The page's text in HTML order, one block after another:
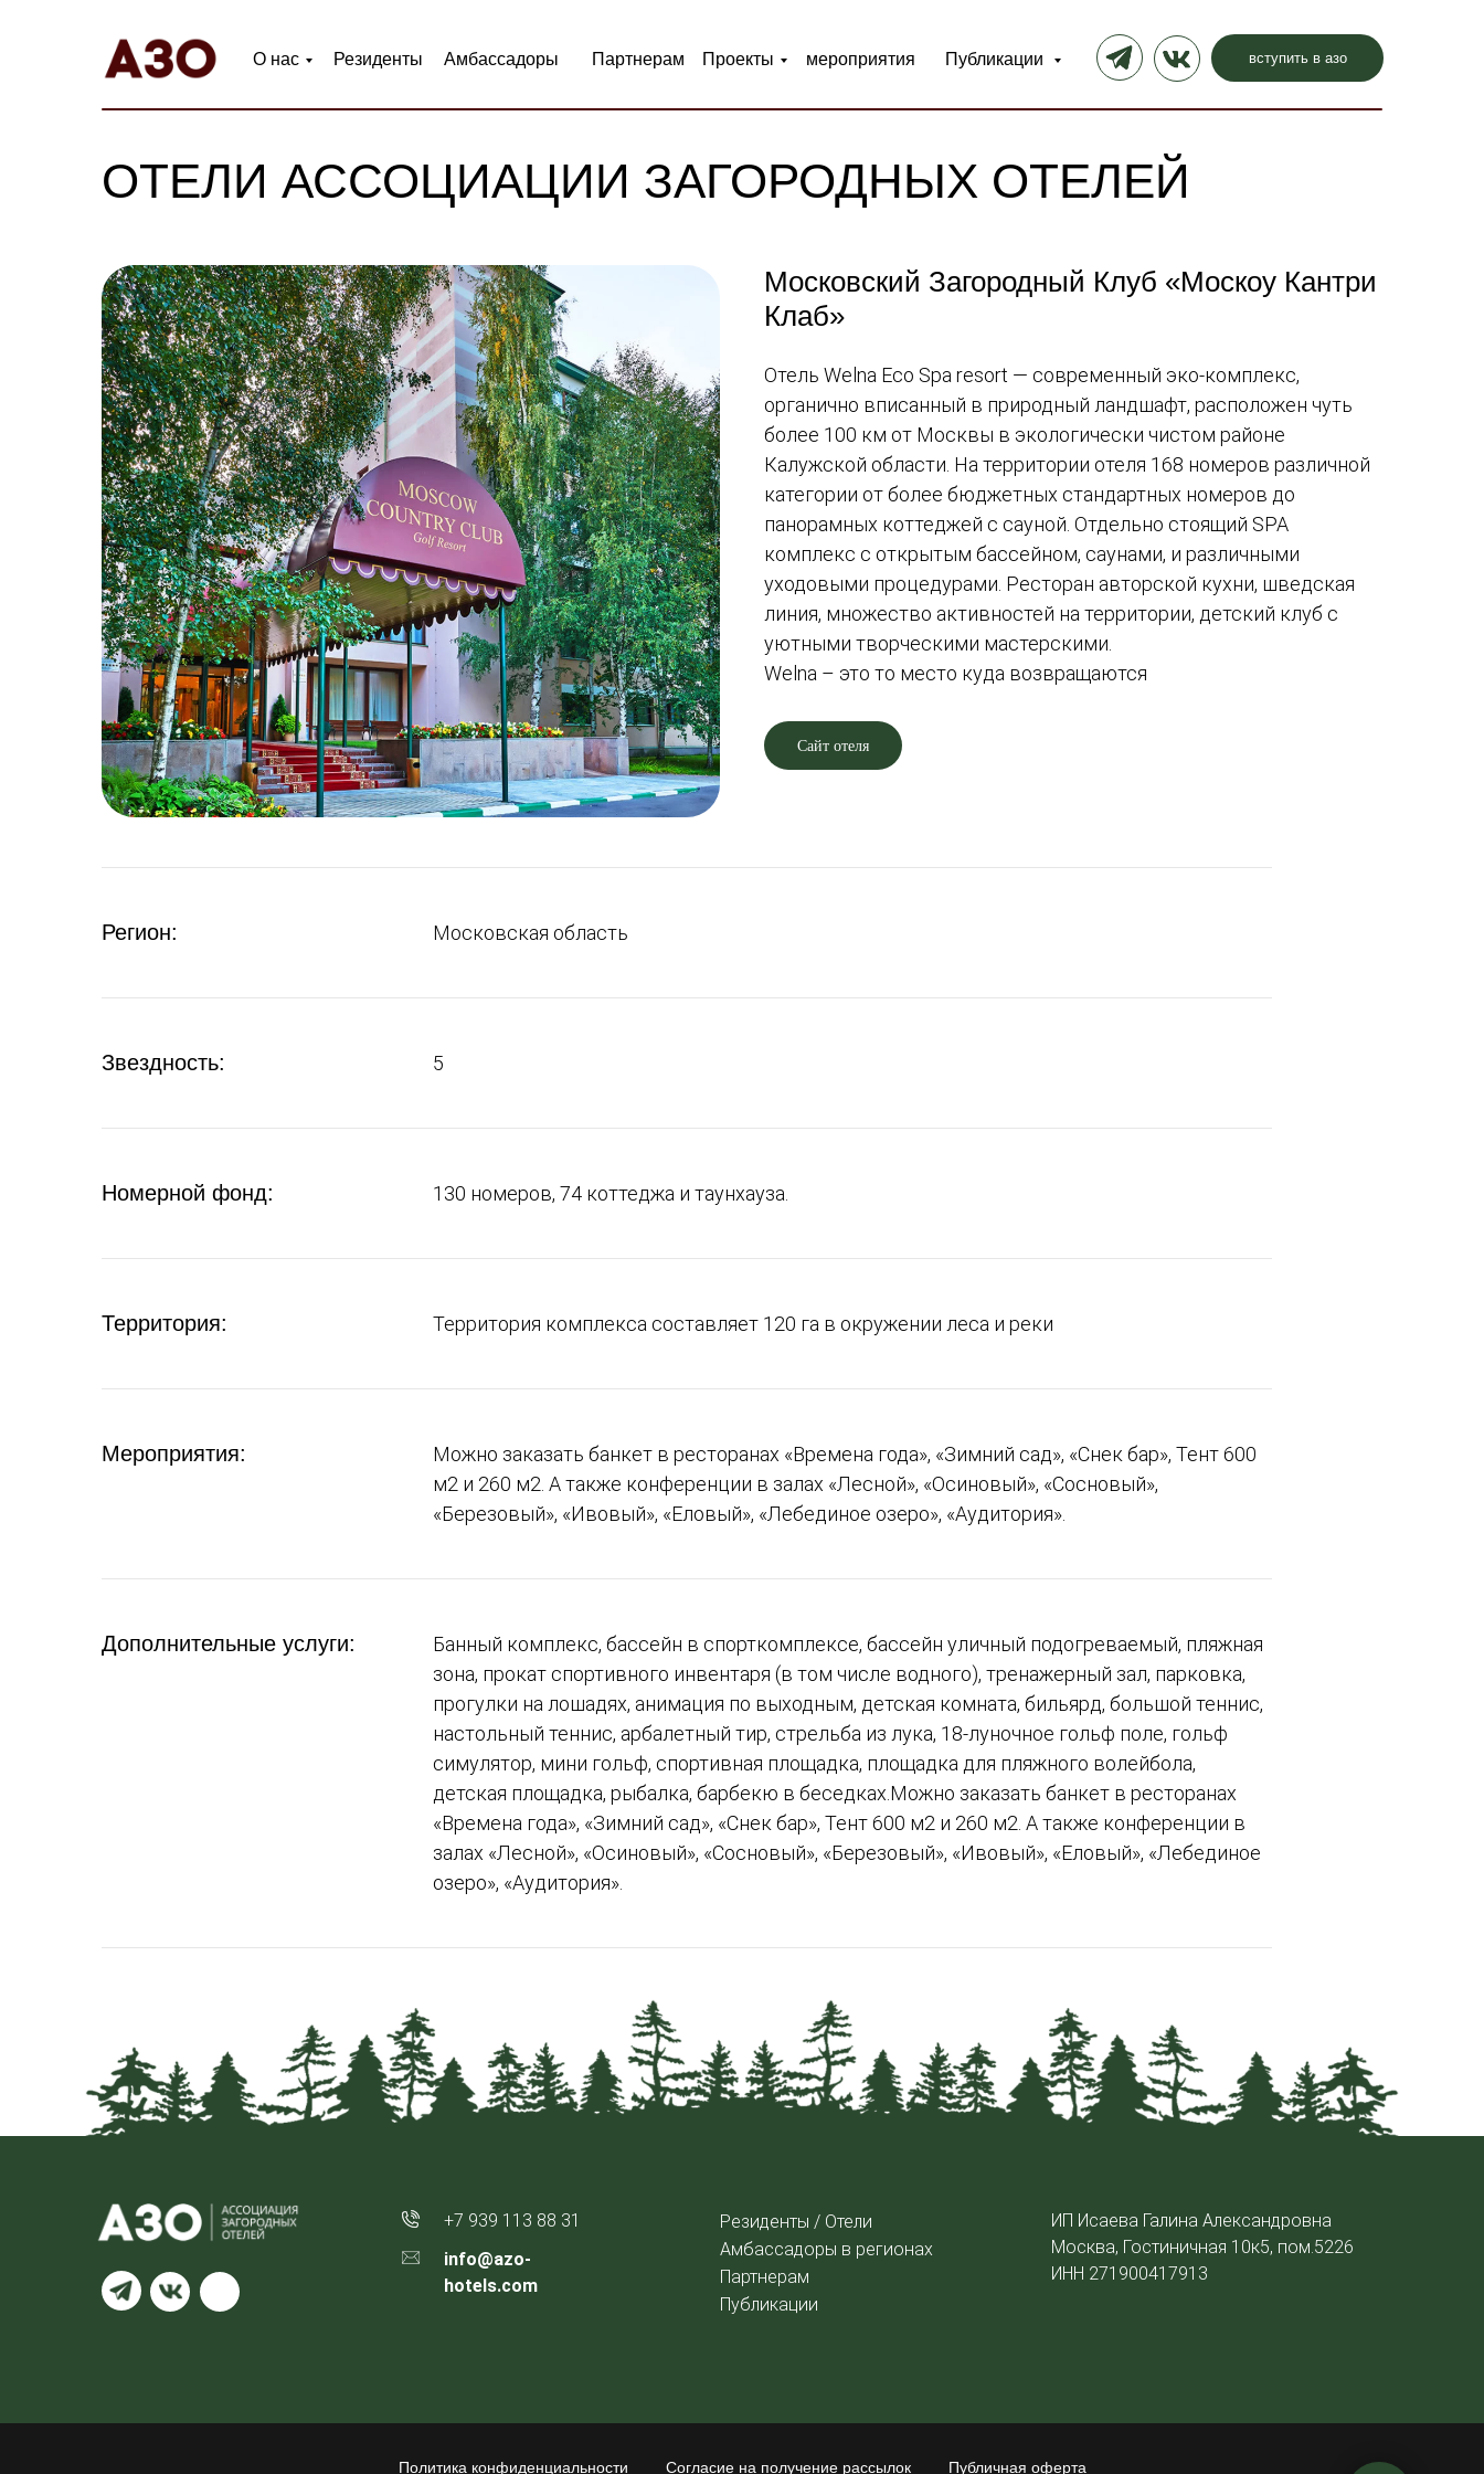
вступить в азо
О нас Резиденты Амбассадоры Партнерам Проекты мероприятия Публикации
ОТЕЛИ АССОЦИАЦИИ ЗАГОРОДНЫХ ОТЕЛЕЙ
Московский Загородный Клуб «Москоу Кантри
Клаб»
Отель Welna Eco Spa resort — современный эко-комплекс,
органично вписанный в природный ландшафт, расположен чуть
более 100 км от Москвы в экологически чистом районе
Калужской области. На территории отеля 168 номеров различной
категории от более бюджетных стандартных номеров до
панорамных коттеджей с сауной. Отдельно стоящий SPA
комплекс с открытым бассейном, саунами, и различными
уходовыми процедурами. Ресторан авторской кухни, шведская
линия, множество активностей на территории, детский клуб с
уютными творческими мастерскими.
Welna – это то место куда возвращаются
Сайт отеля
Регион: Московская область
Звездность: 5
Номерной фонд: 130 номеров, 74 коттеджа и таунхауза.
Территория: Территория комплекса составляет 120 га в окружении леса и реки
Мероприятия:
Можно заказать банкет в ресторанах «Времена года», «Зимний сад», «Снек бар», Тент 600
м2 и 260 м2. А также конференции в залах «Лесной», «Осиновый», «Сосновый»,
«Березовый», «Ивовый», «Еловый», «Лебединое озеро», «Аудитория».
Дополнительные услуги:
Банный комплекс, бассейн в спорткомплексе, бассейн уличный подогреваемый, пляжная
зона, прокат спортивного инвентаря (в том числе водного), тренажерный зал, парковка,
прогулки на лошадях, анимация по выходным, детская комната, бильярд, большой теннис,
настольный теннис, арбалетный тир, стрельба из лука, 18-луночное гольф поле, гольф
симулятор, мини гольф, спортивная площадка, площадка для пляжного волейбола,
детская площадка, рыбалка, барбекю в беседках.Можно заказать банкет в ресторанах
«Времена года», «Зимний сад», «Снек бар», Тент 600 м2 и 260 м2. А также конференции в
залах «Лесной», «Осиновый», «Сосновый», «Березовый», «Ивовый», «Еловый», «Лебединое
озеро», «Аудитория».
+7 939 113 88 31
info@azo-
hotels.com
Резиденты / Отели
Амбассадоры в регионах
Партнерам
Публикации
ИП Исаева Галина Александровна
Москва, Гостиничная 10к5, пом.5226
ИНН 271900417913
Политика конфиденциальности Согласие на получение рассылок Публичная оферта